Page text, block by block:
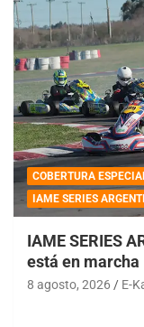
COBERTURA
IAME SERIES
IAME SERIES
está en marcha
8 agosto, 2026 E-